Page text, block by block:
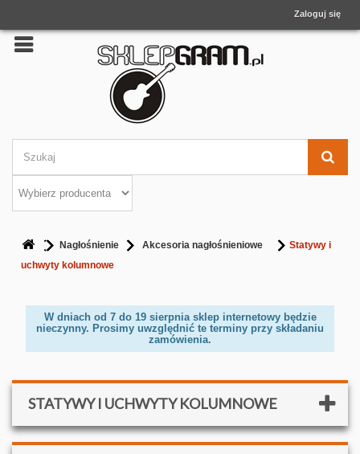
Zaloguj się
Nagłośnienie Akcesoria nagłośnieniowe
Statywy i
uchwyty kolumnowe
W dniach od 7 do 19 sierpnia sklep internetowy będzie
nieczynny. Prosimy uwzględnić te terminy przy składaniu
zamówienia.
STATYWY I UCHWYTY KOLUMNOWE